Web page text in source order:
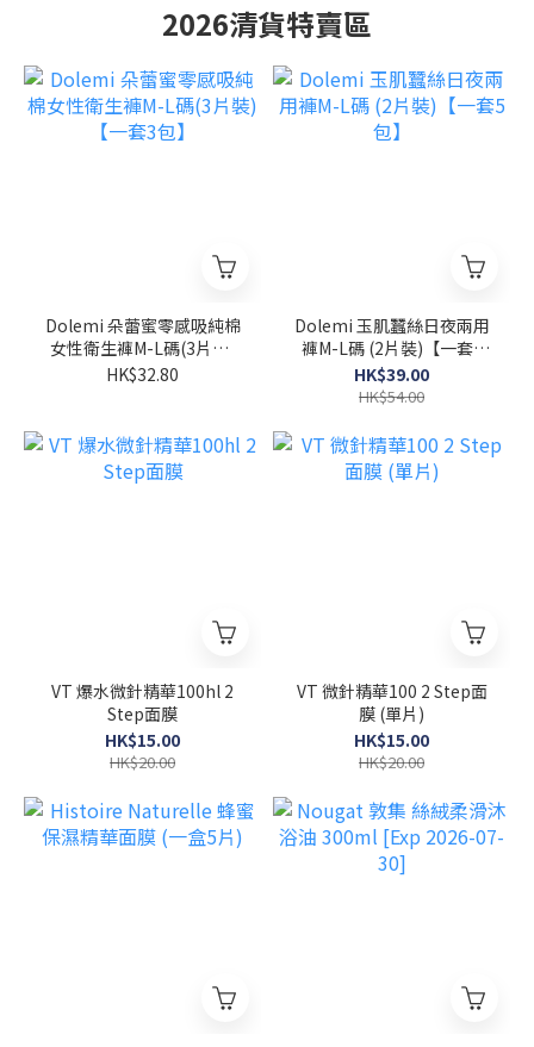
2026清貨特賣區
Dolemi 朵蕾蜜零感吸純棉
女性衛生褲M-L碼(3片裝)
【一套3包】
HK$32.80
Dolemi 玉肌蠶絲日夜兩用
褲M-L碼 (2片裝)【一套5
包】
HK$39.00
HK$54.00
VT 爆水微針精華100hl 2
Step面膜
HK$15.00
HK$20.00
VT 微針精華100 2 Step面
膜 (單片)
HK$15.00
HK$20.00